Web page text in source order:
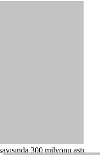
300 milyonu aştı